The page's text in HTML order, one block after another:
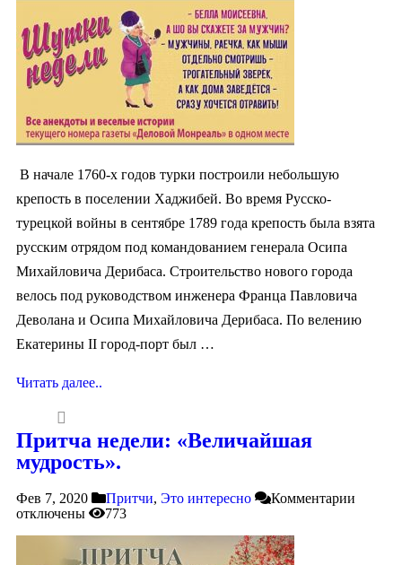
В начале 1760-х годов турки построили небольшую
крепость в поселении Хаджибей. Во время Русско-
турецкой войны в сентябре 1789 года крепость была взята
русским отрядом под командованием генерала Осипа
Михайловича Дерибаса. Строительство нового города
велось под руководством инженера Франца Павловича
Деволана и Осипа Михайловича Дерибаса. По велению
Екатерины II город-порт был …
Читать далее..
Притча недели: «Величайшая
мудрость».
Фев 7, 2020 Притчи, Это интересно
Комментарии
отключены
773